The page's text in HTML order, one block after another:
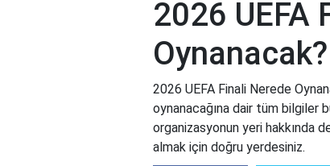
2026 UEFA
2026 UEFA Finali Nerede
oynanacağına dair tüm bilgiler
organizasyonun yeri hakkında
almak için doğru yerdesiniz.